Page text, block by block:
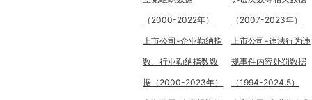
（2000-2022年）
（2007-2023年）
上市公司-企业勒纳指
数、行业勒纳指数数
据（2000-2023年）
上市公司-违法行为违
规事件内容处罚数据
（1994-2024.5）